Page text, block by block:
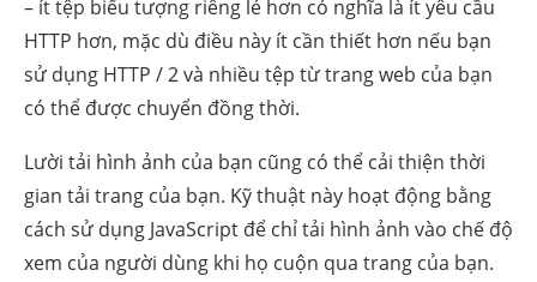
– ít tệp biểu tượng riêng lẻ hơn có nghĩa là ít yêu cầu
HTTP hơn, mặc dù điều này ít cần thiết hơn nếu bạn
sử dụng HTTP / 2 và nhiều tệp từ trang web của bạn
có thể được chuyển đồng thời.
Lười tải hình ảnh của bạn cũng có thể cải thiện thời
gian tải trang của bạn. Kỹ thuật này hoạt động bằng
cách sử dụng JavaScript để chỉ tải hình ảnh vào chế độ
xem của người dùng khi họ cuộn qua trang của bạn.